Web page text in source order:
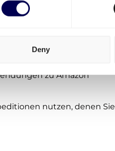
Deny
BHX5 Rugby
Amazon-
zu Amazon
nutzen, denen Sie